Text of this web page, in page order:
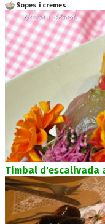
Sopes i cremes
Timbal d'escalivada